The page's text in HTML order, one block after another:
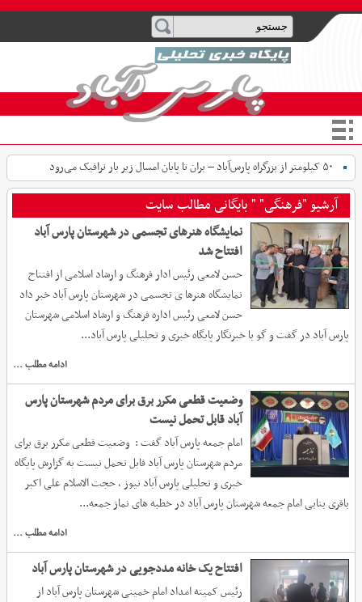
۵۰ کیلومتر از بزرگراه پارس‌آباد – بران تا پایان امسال زیر بار ترافیک می‌رود
آرشیو "فرهنگی" " بایگانی مطالب سایت
نمایشگاه هنرهای تجسمی در شهرستان پارس آباد
افتتاح شد
حسن لامعی رئیس ادار فرهنگ و ارشاد اسلامی از افتتاح
نمایشگاه هنرها ی تجسمی در شهرستان پارس آباد خبر داد
حسن لامعی رئیس اداره فرهنگ و ارشاد اسلامی شهرستان
پارس آباد در گفت و گو با خبرنگار پایگاه خبری و تحلیلی پارس آباد...
ادامه مطلب ...
وضعیت قطعی مکرر برق برای مردم شهرستان پارس
آباد قابل تحمل نیست
امام جمعه پارس آباد گفت : وضعیت قطعی مکرر برق برای
مردم شهرستان پارس آباد قابل تحمل نیست به گزارش پایگاه
خبری و تحلیلی پارس آباد نیوز ، حجت الاسلام علی اکبر
باقری بنابی امام جمعه شهرستان پارس آباد در خطبه های نماز جمعه...
ادامه مطلب ...
افتتاح یک خانه مددجویی در شهرستان پارس آباد
رئیس کمیته امداد امام خمینی شهرستان پارس آباد از